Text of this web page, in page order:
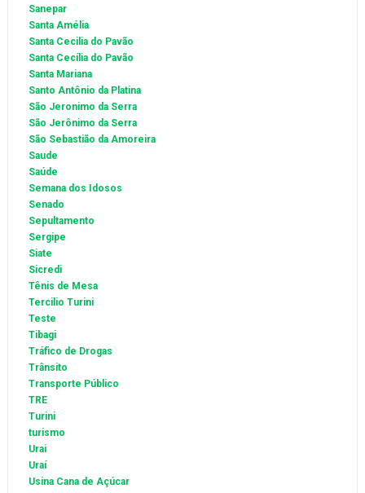
Sanepar
Santa Amélia
Santa Cecilia do Pavão
Santa Cecília do Pavão
Santa Mariana
Santo Antônio da Platina
São Jeronimo da Serra
São Jerônimo da Serra
São Sebastião da Amoreira
Saude
Saúde
Semana dos Idosos
Senado
Sepultamento
Sergipe
Siate
Sicredi
Tênis de Mesa
Tercilio Turini
Teste
Tibagi
Tráfico de Drogas
Trânsito
Transporte Público
TRE
Turini
turismo
Urai
Uraí
Usina Cana de Açúcar